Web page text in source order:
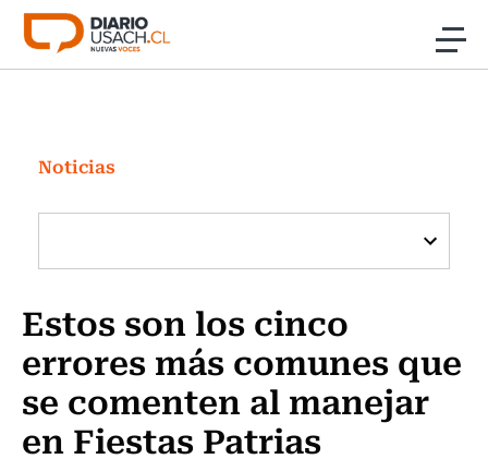
Click acá para ir directamente al contenido
Investigación
Cultura
Programas Radio y TV Usach
Noticias
Estos son los cinco
errores más comunes que
se comenten al manejar
en Fiestas Patrias